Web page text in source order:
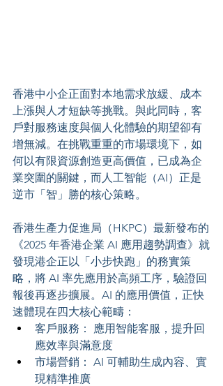
香港中小企正面對本地需求放緩、成本
上漲與人才短缺等挑戰。與此同時，客
戶對服務速度與個人化體驗的期望卻有
增無減。在挑戰重重的市場環境下，如
何以有限資源創造更高價值，已成為企
業突圍的關鍵，而人工智能（AI）正是
逆市「智」勝的核心策略。
香港生產力促進局（HKPC）最新發布的
《2025 年香港企業 AI 應用趨勢調查》就
發現港企正以「小步快跑」的務實策
略，將 AI 率先應用於高頻工序，驗證回
報後再逐步擴展。AI 的應用價值，正快
速體現在四大核心範疇：
客戶服務： 應用智能客服，提升回
應效率與滿意度
市場營銷： AI 可輔助生成內容、實
現精準推廣